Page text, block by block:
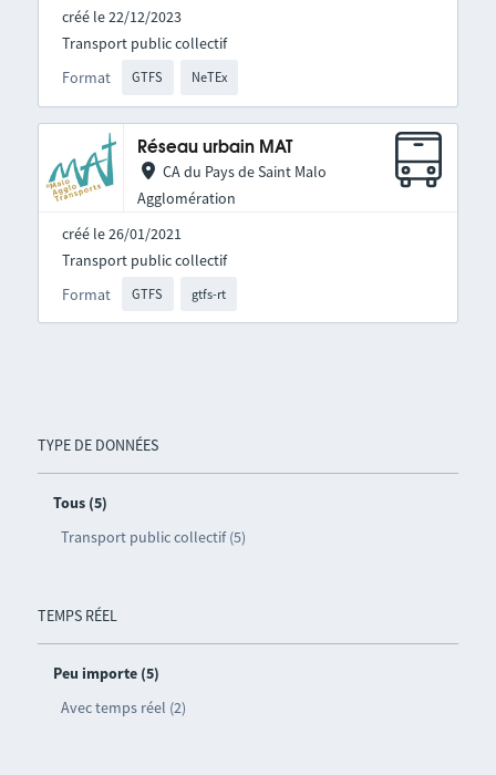
TYPE DE DONNÉES
Tous (5)
Transport public collectif (5)
TEMPS RÉEL
Peu importe (5)
Avec temps réel (2)
créé le 22/12/2023
Format GTFS NeTEx
Transport public collectif
Réseau urbain MAT
CA du Pays de Saint Malo
Agglomération
créé le 26/01/2021
Format GTFS gtfs-rt
Transport public collectif